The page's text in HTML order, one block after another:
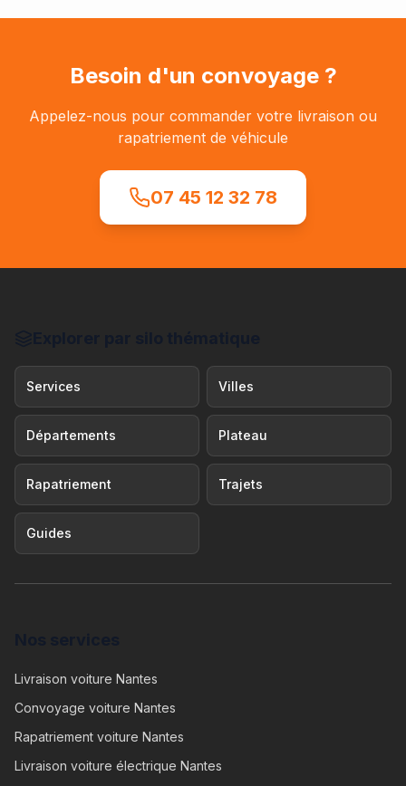
Besoin d'un convoyage ?
Appelez-nous pour commander votre livraison ou
rapatriement de véhicule
07 45 12 32 78
Services Villes
Départements Plateau
Rapatriement Trajets
Guides
Livraison voiture Nantes
Convoyage voiture Nantes
Rapatriement voiture Nantes
Livraison voiture électrique Nantes